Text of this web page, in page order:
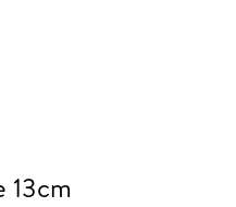
13cm